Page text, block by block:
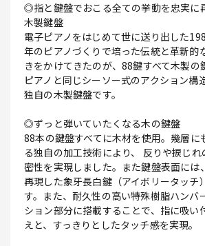
◎指と鍵盤でおこる全ての挙動を忠実に
木製鍵盤
電子ピアノをはじめて世に送り出した
年のピアノづくりで培った伝統と革新的
きをかけてきたのが、88鍵すべて木製の
ピアノと同じシーソー式のアクション構
独自の木製鍵盤です。
◎ずっと弾いていたくなる木の鍵盤
88本の鍵盤すべてに木材を使用。幾層に
る独自の加工技術により、 反りや捩じ
密性を実現しました。また鍵盤表面には
再現した象牙長白鍵（アイボリータッチ
す。また、耐久性の高い特殊樹脂ハンバ
ション部分に搭載することで、指に吸い
えと、すっきりとしたタッチ感を実現。